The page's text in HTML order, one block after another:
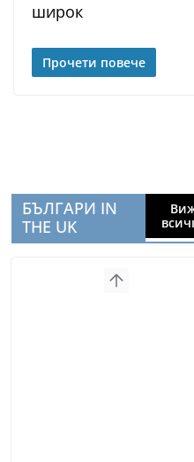
широк
Прочети повече
БЪЛГАРИ IN
THE UK